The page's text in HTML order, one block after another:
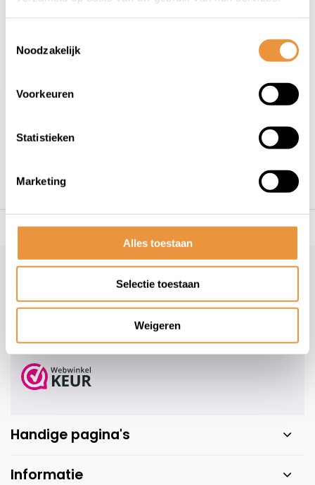
Noodzakelijk
Voorkeuren
Statistieken
Marketing
Alles toestaan
Selectie toestaan
Weigeren
voor uw tweewieler Snelle levering Niet goed = geld
Klantenservice
Veelgestelde vragen
info@artsloten.nl
Handige pagina's
Informatie